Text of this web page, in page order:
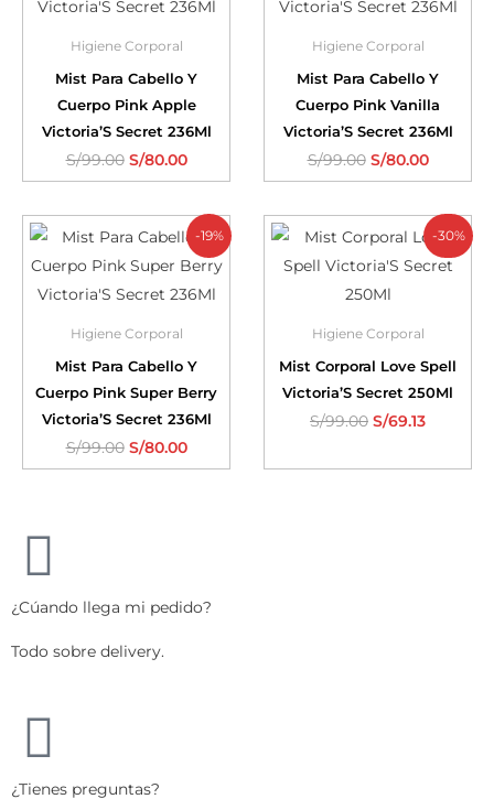
Higiene Corporal
Mist Para Cabello Y
Cuerpo Pink Apple
Victoria’S Secret 236Ml
S/99.00 S/80.00
Higiene Corporal
Mist Para Cabello Y
Cuerpo Pink Vanilla
Victoria’S Secret 236Ml
S/99.00 S/80.00
-19%
Higiene Corporal
Mist Para Cabello Y
Cuerpo Pink Super Berry
Victoria’S Secret 236Ml
S/99.00 S/80.00
-30%
Higiene Corporal
Mist Corporal Love Spell
Victoria’S Secret 250Ml
S/99.00 S/69.13
¿Cúando llega mi pedido?
Todo sobre delivery.
¿Tienes preguntas?